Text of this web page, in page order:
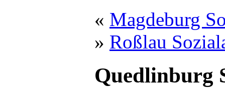
« Magdeburg
» Roßlau
Quedlinburg